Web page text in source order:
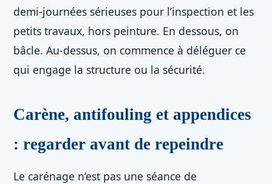
demi-journées sérieuses pour l’inspection et les
petits travaux, hors peinture. En dessous, on
bâcle. Au-dessus, on commence à déléguer ce
qui engage la structure ou la sécurité.
Carène, antifouling et appendices
: regarder avant de repeindre
Le carénage n’est pas une séance de